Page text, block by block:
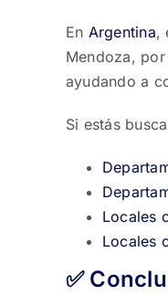
En Argentina,
Mendoza,
ayudando a
Si estás
Locales
Locales
✅